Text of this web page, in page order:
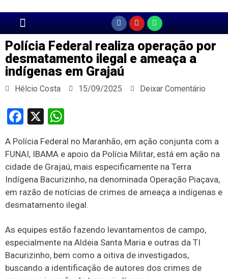
Polícia Federal realiza operação por
desmatamento ilegal e ameaça a
indígenas em Grajaú
Hélcio Costa 15/09/2025 Deixar Comentário
Facebook
X
A Polícia Federal no Maranhão, em ação conjunta com a
FUNAI, IBAMA e apoio da Polícia Militar, está em ação na
cidade de Grajaú, mais especificamente na Terra
Indígena Bacurizinho, na denominada Operação Piaçava,
em razão de notícias de crimes de ameaça a indígenas e
desmatamento ilegal.
As equipes estão fazendo levantamentos de campo,
especialmente na Aldeia Santa Maria e outras da TI
Bacurizinho, bem como a oitiva de investigados,
buscando a identificação de autores dos crimes de